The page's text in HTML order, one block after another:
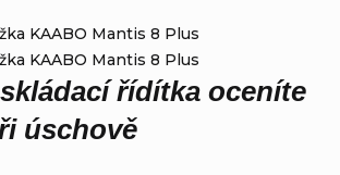
řídítka oceníte
úschově